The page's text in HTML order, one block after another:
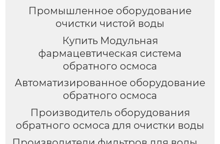
Промышленное оборудование
очистки чистой воды
Купить Модульная
фармацевтическая система
обратного осмоса
Автоматизированное оборудование
обратного осмоса
Производитель оборудования
обратного осмоса для очистки воды